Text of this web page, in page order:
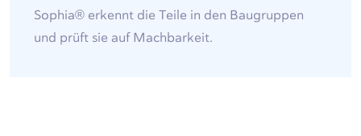
Sophia® erkennt die Teile in den Baugruppen
und prüft sie auf Machbarkeit.